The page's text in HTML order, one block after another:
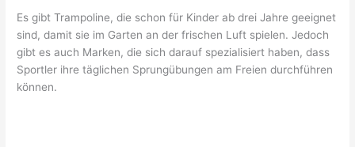
Es gibt Trampoline, die schon für Kinder ab drei Jahre geeignet
sind, damit sie im Garten an der frischen Luft spielen. Jedoch
gibt es auch Marken, die sich darauf spezialisiert haben, dass
Sportler ihre täglichen Sprungübungen am Freien durchführen
können.